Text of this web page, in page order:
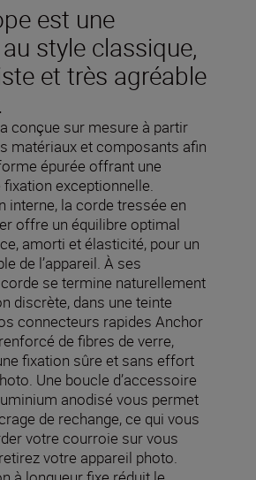
est une
style classique,
et très agréable
conçue sur mesure à partir
matériaux et composants afin
épurée offrant une
exceptionnelle.
interne, la corde tressée en
offre un équilibre optimal
amorti et élasticité, pour un
de l’appareil. À ses
se termine naturellement
discrète, dans une teinte
connecteurs rapides Anchor
de fibres de verre,
fixation sûre et sans effort
Une boucle d’accessoire
anodisé vous permet
de rechange, ce qui vous
votre courroie sur vous
votre appareil photo.